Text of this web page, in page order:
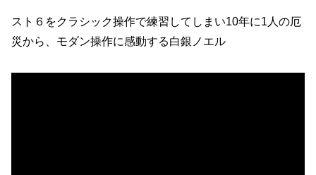
スト６をクラシック操作で練習してしまい10年に1人の厄
災から、モダン操作に感動する白銀ノエル